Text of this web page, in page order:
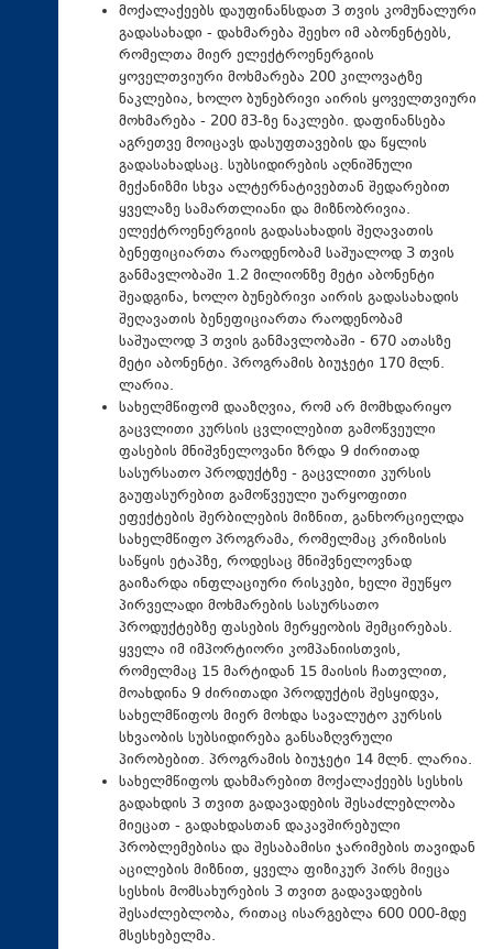
მოქალაქეებს დაუფინანსდათ 3 თვის კომუნალური
გადასახადი - დახმარება შეეხო იმ აბონენტებს,
რომელთა მიერ ელექტროენერგიის
ყოველთვიური მოხმარება 200 კილოვატზე
ნაკლებია, ხოლო ბუნებრივი აირის ყოველთვიური
მოხმარება - 200 მ3-ზე ნაკლები. დაფინანსება
აგრეთვე მოიცავს დასუფთავების და წყლის
გადასახადსაც. სუბსიდირების აღნიშნული
მექანიზმი სხვა ალტერნატივებთან შედარებით
ყველაზე სამართლიანი და მიზნობრივია.
ელექტროენერგიის გადასახადის შეღავათის
ბენეფიციართა რაოდენობამ საშუალოდ 3 თვის
განმავლობაში 1.2 მილიონზე მეტი აბონენტი
შეადგინა, ხოლო ბუნებრივი აირის გადასახადის
შეღავათის ბენეფიციართა რაოდენობამ
საშუალოდ 3 თვის განმავლობაში - 670 ათასზე
მეტი აბონენტი. პროგრამის ბიუჯეტი 170 მლნ.
ლარია.
სახელმწიფომ დააზღვია, რომ არ მომხდარიყო
გაცვლითი კურსის ცვლილებით გამოწვეული
ფასების მნიშვნელოვანი ზრდა 9 ძირითად
სასურსათო პროდუქტზე - გაცვლითი კურსის
გაუფასურებით გამოწვეული უარყოფითი
ეფექტების შერბილების მიზნით, განხორციელდა
სახელმწიფო პროგრამა, რომელმაც კრიზისის
საწყის ეტაპზე, როდესაც მნიშვნელოვნად
გაიზარდა ინფლაციური რისკები, ხელი შეუწყო
პირველადი მოხმარების სასურსათო
პროდუქტებზე ფასების მერყეობის შემცირებას.
ყველა იმ იმპორტიორი კომპანიისთვის,
რომელმაც 15 მარტიდან 15 მაისის ჩათვლით,
მოახდინა 9 ძირითადი პროდუქტის შესყიდვა,
სახელმწიფოს მიერ მოხდა სავალუტო კურსის
სხვაობის სუბსიდირება განსაზღვრული
პირობებით. პროგრამის ბიუჯეტი 14 მლნ. ლარია.
სახელმწიფოს დახმარებით მოქალაქეებს სესხის
გადახდის 3 თვით გადავადების შესაძლებლობა
მიეცათ - გადახდასთან დაკავშირებული
პრობლემებისა და შესაბამისი ჯარიმების თავიდან
აცილების მიზნით, ყველა ფიზიკურ პირს მიეცა
სესხის მომსახურების 3 თვით გადავადების
შესაძლებლობა, რითაც ისარგებლა 600 000-მდე
მსესხებელმა.